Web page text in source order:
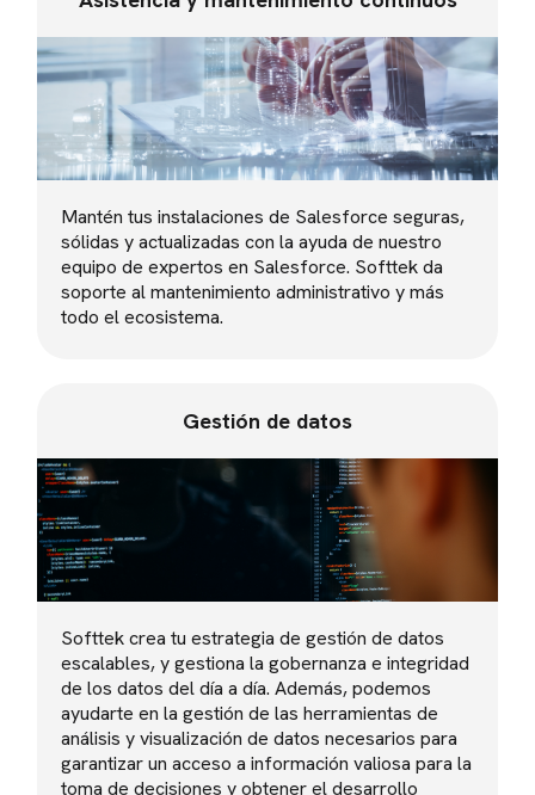
Mantén tus instalaciones de Salesforce seguras,
sólidas y actualizadas con la ayuda de nuestro
equipo de expertos en Salesforce. Softtek da
soporte al mantenimiento administrativo y más
todo el ecosistema.
Gestión de datos
Softtek crea tu estrategia de gestión de datos
escalables, y gestiona la gobernanza e integridad
de los datos del día a día. Además, podemos
ayudarte en la gestión de las herramientas de
análisis y visualización de datos necesarios para
garantizar un acceso a información valiosa para la
toma de decisiones y obtener el desarrollo